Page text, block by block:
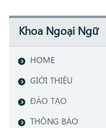
Khoa Ngoại Ngữ
HOME
GIỚI THIỆU
ĐÀO TẠO
THÔNG BÁO